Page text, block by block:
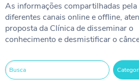
As informações compartilhadas
diferentes canais online e offline,
proposta da Clínica de disseminar o
conhecimento e desmistificar o